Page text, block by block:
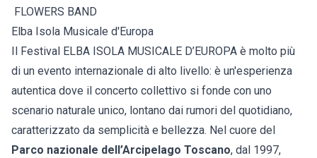
FLOWERS BAND
Elba Isola Musicale d'Europa
Il Festival ELBA ISOLA MUSICALE D’EUROPA è molto più
di un evento internazionale di alto livello: è un'esperienza
autentica dove il concerto collettivo si fonde con uno
scenario naturale unico, lontano dai rumori del quotidiano,
caratterizzato da semplicità e bellezza. Nel cuore del
Parco nazionale dell’Arcipelago Toscano, dal 1997,